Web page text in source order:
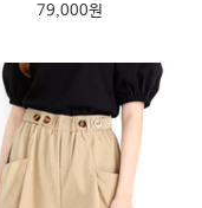
79,000원